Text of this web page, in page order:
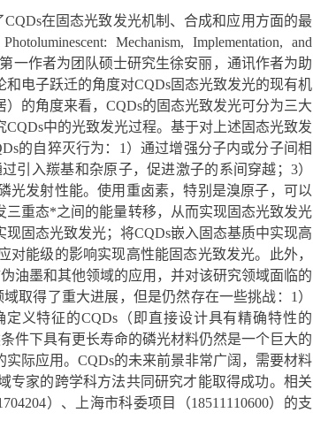
在固态光致发光机制、合成和应用方面的最
Mechanism, Implementation, and
一作者为团队硕士研究生徐安丽，通讯作者为助
电子跃迁的角度对CQDs固态光致发光的现有机
的角度来看，CQDs的固态光致发光可分为三大
中的光致发光过程。基于对上述固态光致发
的自猝灭行为：1）通过增强分子内或分子间相
引入羰基和杂原子，促进激子的系间穿越；3）
光发射性能。使用重卤素，特别是溴原子，可以
重态*之间的能量转移，从而实现固态光致发光
固态光致发光；将CQDs嵌入固态基质中实现高
能级的影响实现高性能固态光致发光。此外，
油墨和其他领域的应用，并对该研究领域面临的
取得了重大进展，但是仍然存在一些挑战：1）
义特征的CQDs（即直接设计具有精确特性的
件下具有更长寿命的磷光材料仍然是一个巨大的
际应用。CQDs的未来前景非常广阔，需要材料
专家的跨学科方法共同研究才能取得成功。相关
）、上海市科委项目（18511110600）的支